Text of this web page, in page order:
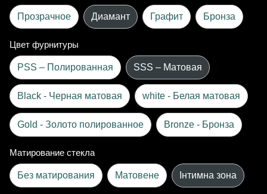
Прозрачное Диамант Графит Бронза
Цвет фурнитуры
PSS – Полированная SSS – Матовая
Black - Черная матовая white - Белая матовая
Gold - Золото полированное Bronze - Бронза
Матирование стекла
Без матирования Матовене Інтимна зона